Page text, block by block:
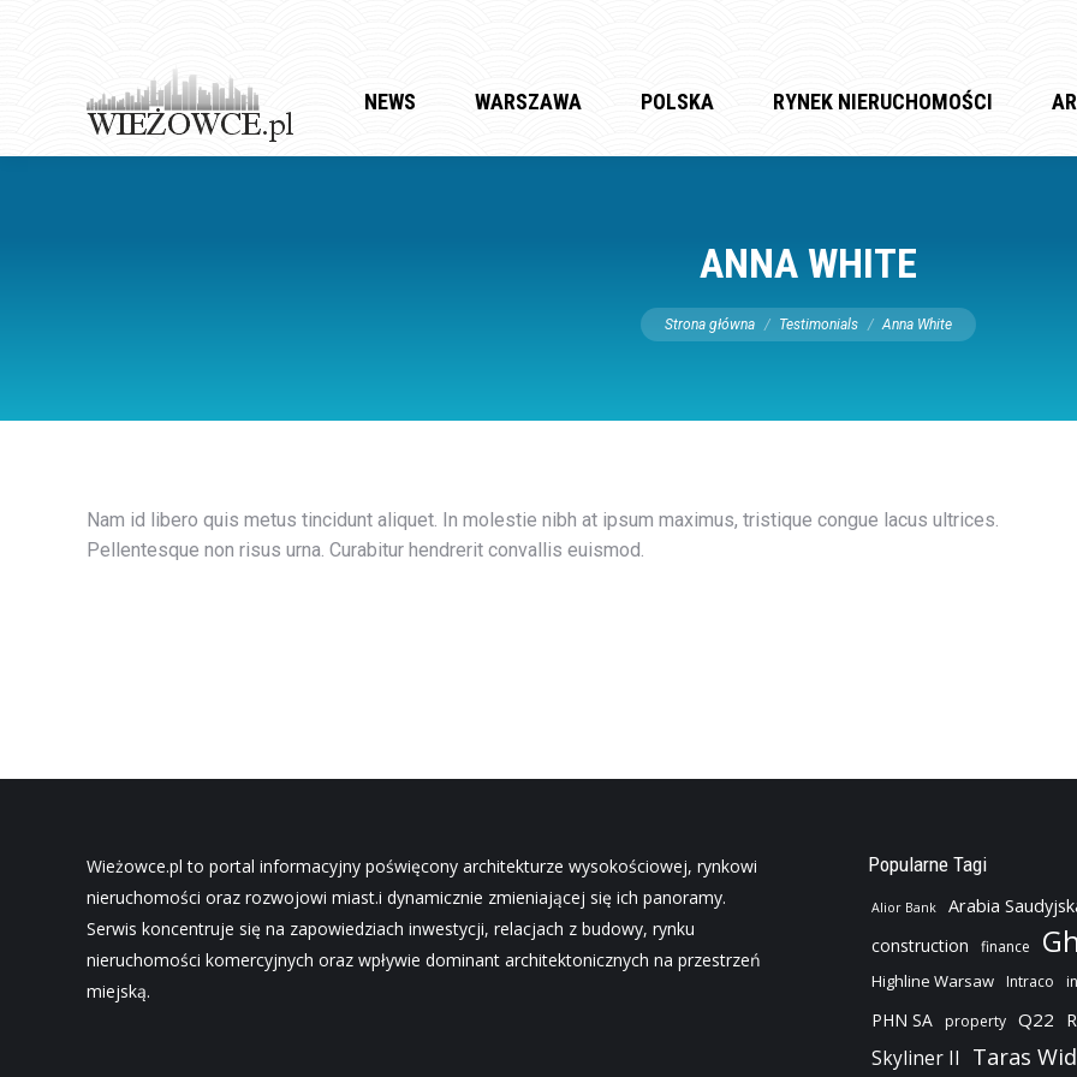
NEWS WARSZAWA POLSKA RYNEK NIERUCHOMOŚCI
ANNA WHITE
Jesteś tutaj:
Strona główna Testimonials Anna White
Nam id libero quis metus tincidunt aliquet. In molestie nibh at ipsum maximus, tristique congue lacus ultrices.
Pellentesque non risus urna. Curabitur hendrerit convallis euismod.
Wieżowce.pl to portal informacyjny poświęcony architekturze wysokościowej, rynkowi
nieruchomości oraz rozwojowi miast.i dynamicznie zmieniającej się ich panoramy.
Serwis koncentruje się na zapowiedziach inwestycji, relacjach z budowy, rynku
nieruchomości komercyjnych oraz wpływie dominant architektonicznych na przestrzeń
miejską.
Popularne Tagi
Alior Bank Arabia
construction finance
Highline Warsaw Intraco
PHN SA
property Q22
Skyliner II Taras